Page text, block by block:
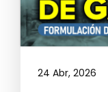
24 Abr, 2026